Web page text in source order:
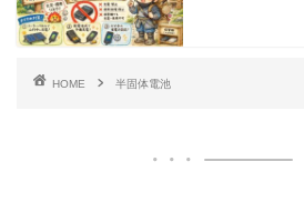
HOME 半固体電池